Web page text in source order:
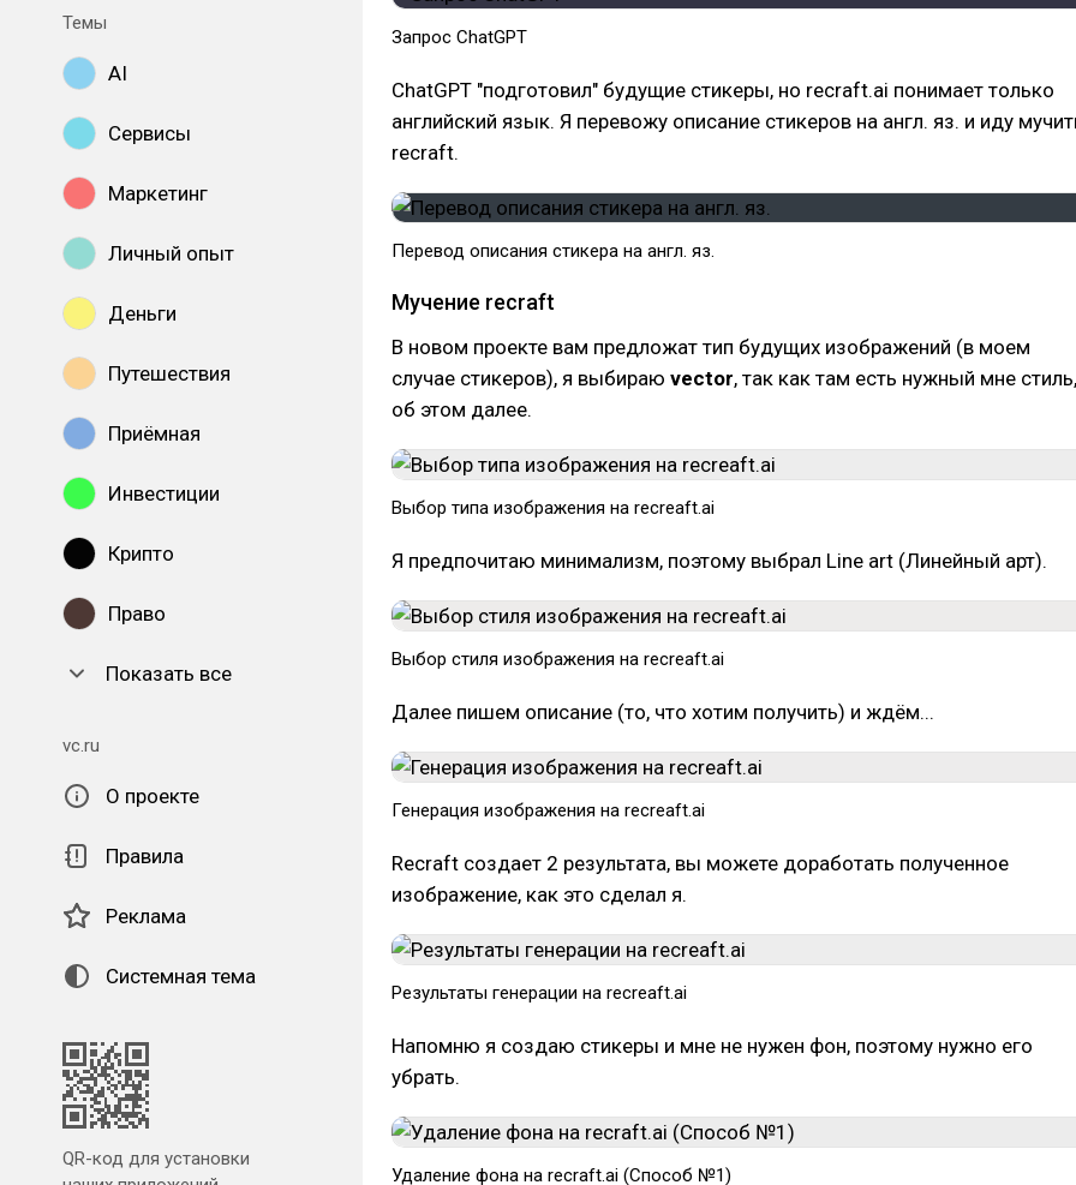
Темы
AI
Сервисы
Маркетинг
Личный опыт
Деньги
Путешествия
Приёмная
Инвестиции
Крипто
Право
Показать все
vc.ru
О проекте
Правила
Реклама
Системная тема
QR-код для установки
Запрос ChatGPT
ChatGPT "подготовил" будущие стикеры, но recraft.ai понимает только
английский язык. Я перевожу описание стикеров на англ. яз. и иду
recraft.
Перевод описания стикера на англ. яз.
Мучение recraft
В новом проекте вам предложат тип будущих изображений (в моем
случае стикеров), я выбираю vector, так как там есть нужный мне стиль,
об этом далее.
Выбор типа изображения на recreaft.ai
Я предпочитаю минимализм, поэтому выбрал Line art (Линейный арт).
Выбор стиля изображения на recreaft.ai
Далее пишем описание (то, что хотим получить) и ждём...
Генерация изображения на recreaft.ai
Recraft создает 2 результата, вы можете доработать полученное
изображение, как это сделал я.
Результаты генерации на recreaft.ai
Напомню я создаю стикеры и мне не нужен фон, поэтому нужно его
убрать.
Удаление фона на recraft.ai (Способ №1)